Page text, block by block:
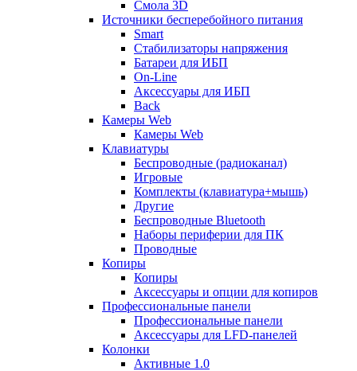
Смола 3D
Источники бесперебойного питания
Smart
Стабилизаторы напряжения
Батареи для ИБП
On-Line
Аксессуары для ИБП
Back
Камеры Web
Камеры Web
Клавиатуры
Беспроводные (радиоканал)
Игровые
Комплекты (клавиатура+мышь)
Другие
Беспроводные Bluetooth
Наборы периферии для ПК
Проводные
Копиры
Копиры
Аксессуары и опции для копиров
Профессиональные панели
Профессиональные панели
Аксессуары для LFD-панелей
Колонки
Активные 1.0